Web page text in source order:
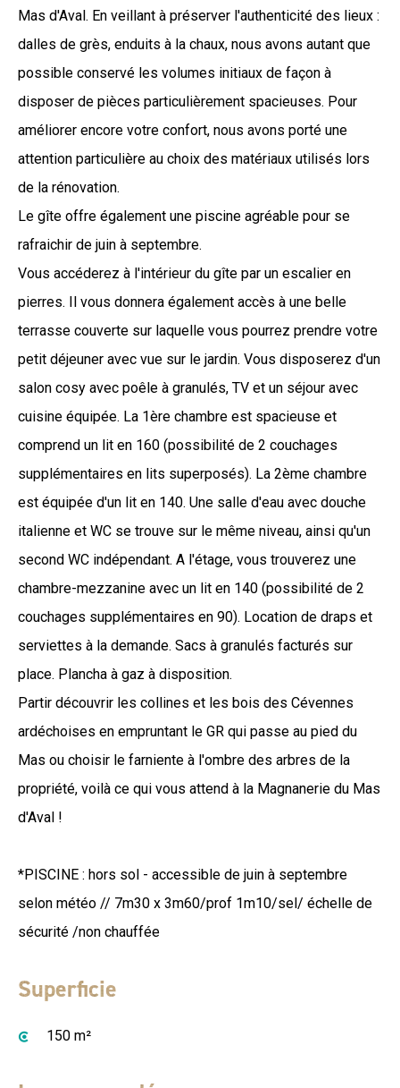
Mas d'Aval. En veillant à préserver l'authenticité des lieux :
dalles de grès, enduits à la chaux, nous avons autant que
possible conservé les volumes initiaux de façon à
disposer de pièces particulièrement spacieuses. Pour
améliorer encore votre confort, nous avons porté une
attention particulière au choix des matériaux utilisés lors
de la rénovation.
Le gîte offre également une piscine agréable pour se
rafraichir de juin à septembre.
Vous accéderez à l'intérieur du gîte par un escalier en
pierres. Il vous donnera également accès à une belle
terrasse couverte sur laquelle vous pourrez prendre votre
petit déjeuner avec vue sur le jardin. Vous disposerez d'un
salon cosy avec poêle à granulés, TV et un séjour avec
cuisine équipée. La 1ère chambre est spacieuse et
comprend un lit en 160 (possibilité de 2 couchages
supplémentaires en lits superposés). La 2ème chambre
est équipée d'un lit en 140. Une salle d'eau avec douche
italienne et WC se trouve sur le même niveau, ainsi qu'un
second WC indépendant. A l'étage, vous trouverez une
chambre-mezzanine avec un lit en 140 (possibilité de 2
couchages supplémentaires en 90). Location de draps et
serviettes à la demande. Sacs à granulés facturés sur
place. Plancha à gaz à disposition.
Partir découvrir les collines et les bois des Cévennes
ardéchoises en empruntant le GR qui passe au pied du
Mas ou choisir le farniente à l'ombre des arbres de la
propriété, voilà ce qui vous attend à la Magnanerie du Mas
d'Aval !
*PISCINE : hors sol - accessible de juin à septembre
selon météo // 7m30 x 3m60/prof 1m10/sel/ échelle de
sécurité /non chauffée
Superficie
150 m²